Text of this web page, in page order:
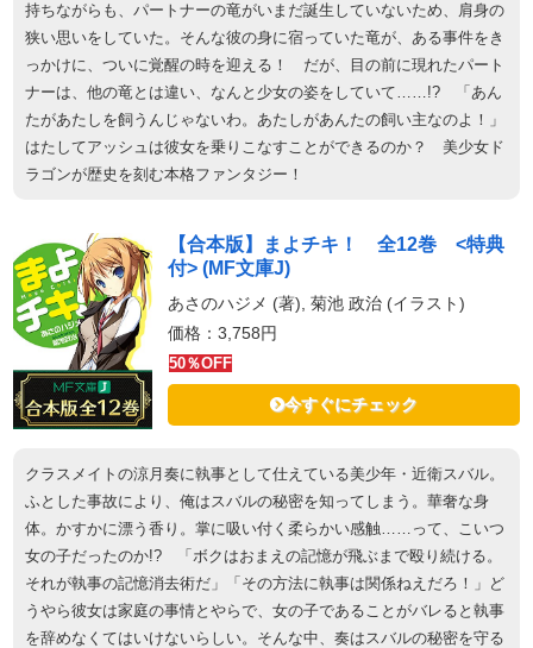
持ちながらも、パートナーの竜がいまだ誕生していないため、肩身の
狭い思いをしていた。そんな彼の身に宿っていた竜が、ある事件をき
っかけに、ついに覚醒の時を迎える！ だが、目の前に現れたパート
ナーは、他の竜とは違い、なんと少女の姿をしていて……!? 「あん
たがあたしを飼うんじゃないわ。あたしがあんたの飼い主なのよ！」
はたしてアッシュは彼女を乗りこなすことができるのか？ 美少女ド
ラゴンが歴史を刻む本格ファンタジー！
【合本版】まよチキ！ 全12巻 <特典
付> (MF文庫J)
あさのハジメ (著), 菊池 政治 (イラスト)
価格：3,758円
50％OFF
今すぐにチェック
クラスメイトの涼月奏に執事として仕えている美少年・近衛スバル。
ふとした事故により、俺はスバルの秘密を知ってしまう。華奢な身
体。かすかに漂う香り。掌に吸い付く柔らかい感触……って、こいつ
女の子だったのか!? 「ボクはおまえの記憶が飛ぶまで殴り続ける。
それが執事の記憶消去術だ」「その方法に執事は関係ねえだろ！」ど
うやら彼女は家庭の事情とやらで、女の子であることがバレると執事
を辞めなくてはいけないらしい。そんな中、奏はスバルの秘密を守る